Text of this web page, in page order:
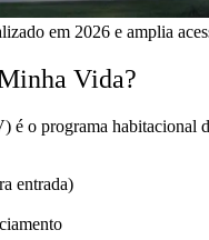
em 2026 e amplia
Vida?
o programa habitacional
entrada)